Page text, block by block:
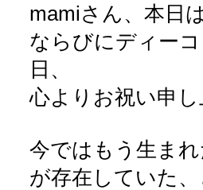
mamiさん、本日
ならびにディー
日、
心よりお祝い申
今ではもう生ま
が存在していた